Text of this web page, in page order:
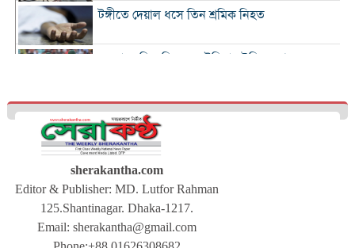
টঙ্গীতে দেয়াল ধসে তিন শ্রমিক নিহত
১২ রানে লিড নিয়ে অস্ট্রেলিয়ার ইনিংস শেষ
গলে যাওয়া হিমবাহ থেকে মিলল ৩৭ বছর আগে
নিখোঁজ পর্যটকের মরদেহ
শান্তিপূর্ণ নির্বাচনে রাজনৈতিক সমঝোতার বিকল্প
নেই
ঢাকায় আরও দেড় হাজার ডেঙ্গু শয্যা বাড়ছে :
স্বাস্থ্যমন্ত্রী
সারাদেশে বিএনপির নতুন কর্মসূচি ঘোষণা
sherakantha.com
Editor & Publisher: MD. Lutfor Rahman
125.Shantinagar. Dhaka-1217.
Email: sherakantha@gmail.com